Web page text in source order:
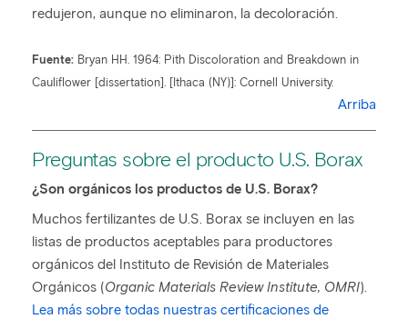
redujeron, aunque no eliminaron, la decoloración.
Fuente: Bryan HH. 1964: Pith Discoloration and Breakdown in
Cauliflower [dissertation]. [Ithaca (NY)]: Cornell University.
Arriba
Preguntas sobre el producto U.S. Borax
¿Son orgánicos los productos de U.S. Borax?
Muchos fertilizantes de U.S. Borax se incluyen en las
listas de productos aceptables para productores
orgánicos del Instituto de Revisión de Materiales
Orgánicos (Organic Materials Review Institute, OMRI).
Lea más sobre todas nuestras certificaciones de